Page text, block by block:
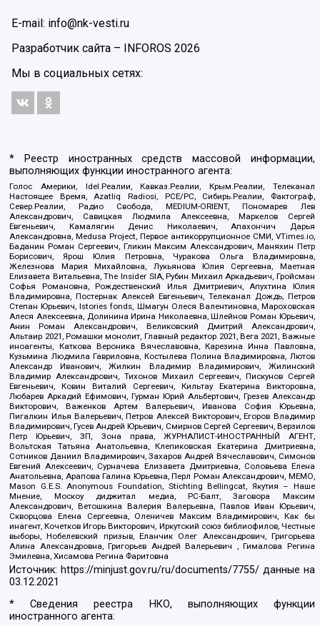
E-mail: info@nk-vesti.ru
Разработчик сайта –
INFOROS 2026
Мы в социальных сетях:
* Реестр иностранных средств массовой информации,
выполняющих функции иностранного агента:
Голос Америки, Idel.Реалии, Кавказ.Реалии, Крым.Реалии, Телеканал
Настоящее Время, Azatliq Radiosi, PCE/PC, Сибирь.Реалии, Фактограф,
Север.Реалии, Радио Свобода, MEDIUM-ORIENT, Пономарев Лев
Александрович, Савицкая Людмила Алексеевна, Маркелов Сергей
Евгеньевич, Камалягин Денис Николаевич, Апахончич Дарья
Александровна, Medusa Project, Первое антикоррупционное СМИ, VTimes.io,
Баданин Роман Сергеевич, Гликин Максим Александрович, Маняхин Петр
Борисович, Ярош Юлия Петровна, Чуракова Ольга Владимировна,
Железнова Мария Михайловна, Лукьянова Юлия Сергеевна, Маетная
Елизавета Витальевна, The Insider SIA, Рубин Михаил Аркадьевич, Гройсман
Софья Романовна, Рождественский Илья Дмитриевич, Апухтина Юлия
Владимировна, Постернак Алексей Евгеньевич, Телеканал Дождь, Петров
Степан Юрьевич, Istories fonds, Шмагун Олеся Валентиновна, Мароховская
Алеся Алексеевна, Долинина Ирина Николаевна, Шлейнов Роман Юрьевич,
Анин Роман Александрович, Великовский Дмитрий Александрович,
Альтаир 2021, Ромашки монолит, Главный редактор 2021, Вега 2021, Важные
иноагенты, Каткова Вероника Вячеславовна, Карезина Инна Павловна,
Кузьмина Людмила Гавриловна, Костылева Полина Владимировна, Лютов
Александр Иванович, Жилкин Владимир Владимирович, Жилинский
Владимир Александрович, Тихонов Михаил Сергеевич, Пискунов Сергей
Евгеньевич, Ковин Виталий Сергеевич, Кильтау Екатерина Викторовна,
Любарев Аркадий Ефимович, Гурман Юрий Альбертович, Грезев Александр
Викторович, Важенков Артем Валерьевич, Иванова София Юрьевна,
Пигалкин Илья Валерьевич, Петров Алексей Викторович, Егоров Владимир
Владимирович, Гусев Андрей Юрьевич, Смирнов Сергей Сергеевич, Верзилов
Петр Юрьевич, ЗП, Зона права, ЖУРНАЛИСТ-ИНОСТРАННЫЙ АГЕНТ,
Вольтская Татьяна Анатольевна, Клепиковская Екатерина Дмитриевна,
Сотников Даниил Владимирович, Захаров Андрей Вячеславович, Симонов
Евгений Алексеевич, Сурначева Елизавета Дмитриевна, Соловьева Елена
Анатольевна, Арапова Галина Юрьевна, Перл Роман Александрович, МЕМО,
Mason G.E.S. Anonymous Foundation, Stichting Bellingcat, Якутия – Наше
Мнение, Москоу диджитал медиа, РС-Балт, Заговора Максим
Александрович, Ветошкина Валерия Валерьевна, Павлов Иван Юрьевич,
Скворцова Елена Сергеевна, Оленичев Максим Владимирович, Как бы
инагент, Кочетков Игорь Викторович, Иркутский союз библиофилов, Честные
выборы, Нобелевский призыв, Еланчик Олег Александрович, Григорьева
Алина Александровна, Григорьев Андрей Валерьевич , Гималова Регина
Эмилевна, Хисамова Регина Фаритовна
Источник: https://minjust.gov.ru/ru/documents/7755/ данные на
03.12.2021
* Сведения реестра НКО, выполняющих функции
иностранного агента: